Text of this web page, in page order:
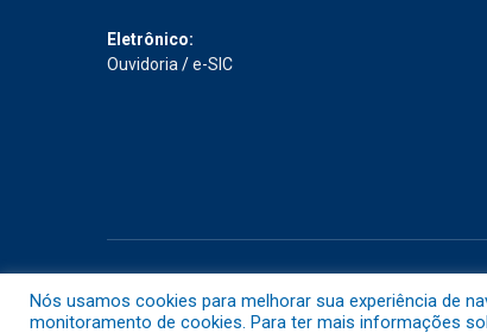
Eletrônico:
Ouvidoria /e-SIC
Nós usamos cookies para melhorar sua experiência de
monitoramento de cookies. Para ter mais informações